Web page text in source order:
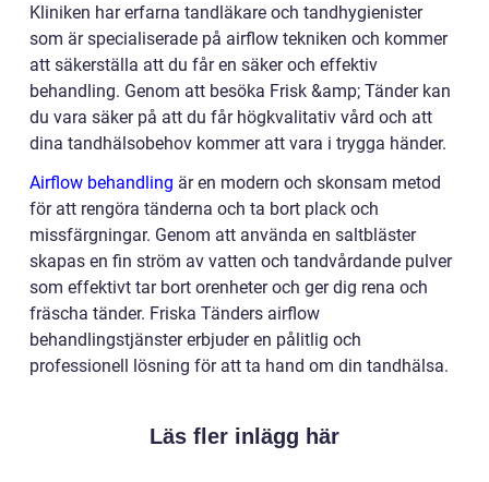
Kliniken har erfarna tandläkare och tandhygienister
som är specialiserade på airflow tekniken och kommer
att säkerställa att du får en säker och effektiv
behandling. Genom att besöka Frisk &amp; Tänder kan
du vara säker på att du får högkvalitativ vård och att
dina tandhälsobehov kommer att vara i trygga händer.
Airflow behandling är en modern och skonsam metod
för att rengöra tänderna och ta bort plack och
missfärgningar. Genom att använda en saltbläster
skapas en fin ström av vatten och tandvårdande pulver
som effektivt tar bort orenheter och ger dig rena och
fräscha tänder. Friska Tänders airflow
behandlingstjänster erbjuder en pålitlig och
professionell lösning för att ta hand om din tandhälsa.
Läs fler inlägg här